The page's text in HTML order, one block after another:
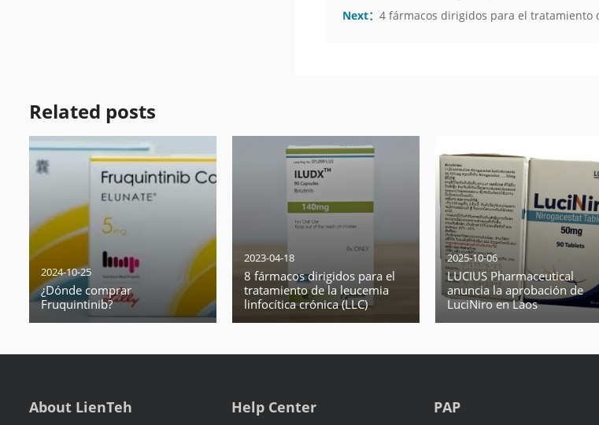
Next： 4 fármacos dirigidos para el tratamiento
Related posts
2024-10-25
¿Dónde comprar
Fruquintinib?
2023-04-18
8 fármacos dirigidos para el
tratamiento de la leucemia
linfocítica crónica (LLC)
2025-10-06
LUCIUS Pharmaceutical
anuncia la aprobación de
LuciNiro en Laos
About LienTeh Help Center PAP